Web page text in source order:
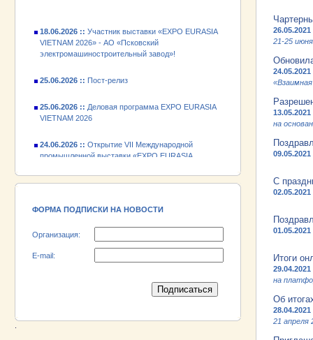
VIETNAM 2026» - АО «Псковский
электромашиностроительный завод»!
VIETNAM 2026
промышленной выставки «EXPO EURASIA
VIETNAM 2026»
ФОРМА ПОДПИСКИ НА НОВОСТИ
Организация:
E-mail:
26.05.2021
21-25 июня
24.05.2021
13.05.2021
на
09.05.2021
C
02.05.2021
01.05.2021
Итоги
29.04.2021
на
Об
28.04.2021
21 апреля